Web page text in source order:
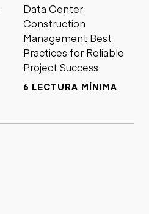
Data Center
Construction
Management Best
Practices for Reliable
Project Success
6 LECTURA MÍNIMA